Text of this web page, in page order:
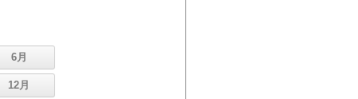
6月
12月